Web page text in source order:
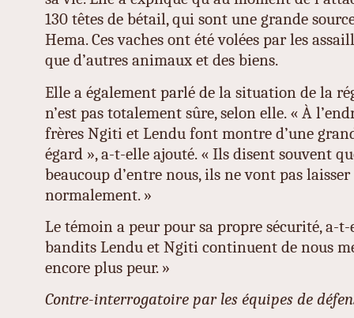
130 têtes de bétail, qui sont une grande
Hema. Ces vaches ont été volées par les
que d’autres animaux et des biens.
Elle a également parlé de la situation de la
n’est pas totalement sûre, selon elle. « À
frères Ngiti et Lendu font montre d’une
égard », a-t-elle ajouté. « Ils disent souvent
beaucoup d’entre nous, ils ne vont pas laisser
normalement. »
Le témoin a peur pour sa propre sécurité, a-
bandits Lendu et Ngiti continuent de nous
encore plus peur. »
Contre-interrogatoire par les équipes de